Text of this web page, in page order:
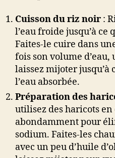
Cuisson du riz noir :
l’eau froide jusqu’à ce
Faites-le cuire dans
fois son volume d’eau,
laissez mijoter jusqu’à
l’eau absorbée.
Préparation des
utilisez des haricots
abondamment pour
sodium. Faites-les
avec un peu d’huile